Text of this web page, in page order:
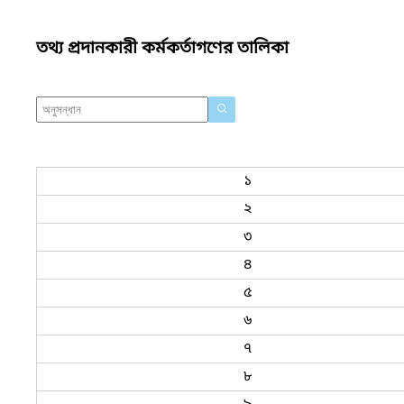
তথ্য প্রদানকারী কর্মকর্তাগণের তালিকা
১
২
৩
৪
৫
৬
৭
৮